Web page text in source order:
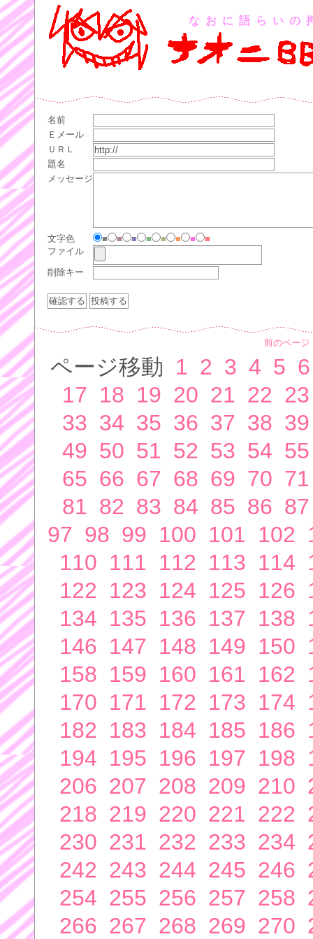
なおに語らいの
名前
Ｅメール
ＵＲＬ
題名
メッセージ
文字色 ■ ■ ■ ■ ■ ■ ■
■
ファイル
削除キー
前のページ
ページ移動 1 2 3 4 5 6
17 18 19 20 21 22 23
33 34 35 36 37 38 39
49 50 51 52 53 54 55
65 66 67 68 69 70 71
81 82 83 84 85 86 87
97 98 99 100 101 102
110 111 112 113 114
122 123 124 125 126
134 135 136 137 138
146 147 148 149 150
158 159 160 161 162
170 171 172 173 174
182 183 184 185 186
194 195 196 197 198
206 207 208 209 210
218 219 220 221 222
230 231 232 233 234
242 243 244 245 246
254 255 256 257 258
266 267 268 269 270